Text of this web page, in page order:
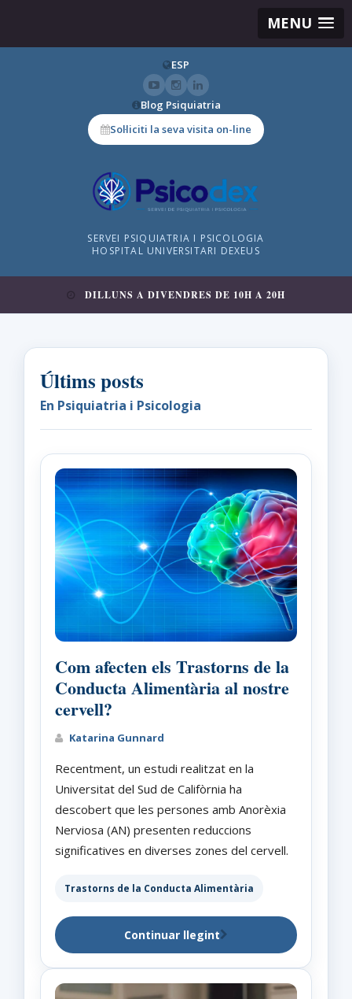
MENU
ESP
Blog Psiquiatria
Sol·liciti la seva visita on-line
SERVEI PSIQUIATRIA I PSICOLOGIA
HOSPITAL UNIVERSITARI DEXEUS
DILLUNS A DIVENDRES DE 10H A 20H
Últims posts
En Psiquiatria i Psicologia
Com afecten els Trastorns de la
Conducta Alimentària al nostre
cervell?
Katarina Gunnard
Recentment, un estudi realitzat en la
Universitat del Sud de Califòrnia ha
descobert que les persones amb Anorèxia
Nerviosa (AN) presenten reduccions
significatives en diverses zones del cervell.
Trastorns de la Conducta Alimentària
Continuar llegint